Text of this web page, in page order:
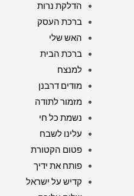
הדלקת נרות
ברכת העסק
האש שלי
ברכת הבית
למנצח
מודים דרבנן
מזמור לתודה
נשמת כל חי
עלינו לשבח
פטום הקטורת
פותח את ידיך
קדיש על ישראל